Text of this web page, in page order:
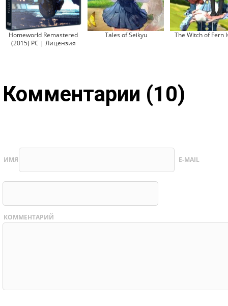
Homeworld Remastered
(2015) PC | Лицензия
Tales of Seikyu The Witch of Fern
Комментарии (10)
ИМЯ E-MAIL
КОММЕНТАРИЙ